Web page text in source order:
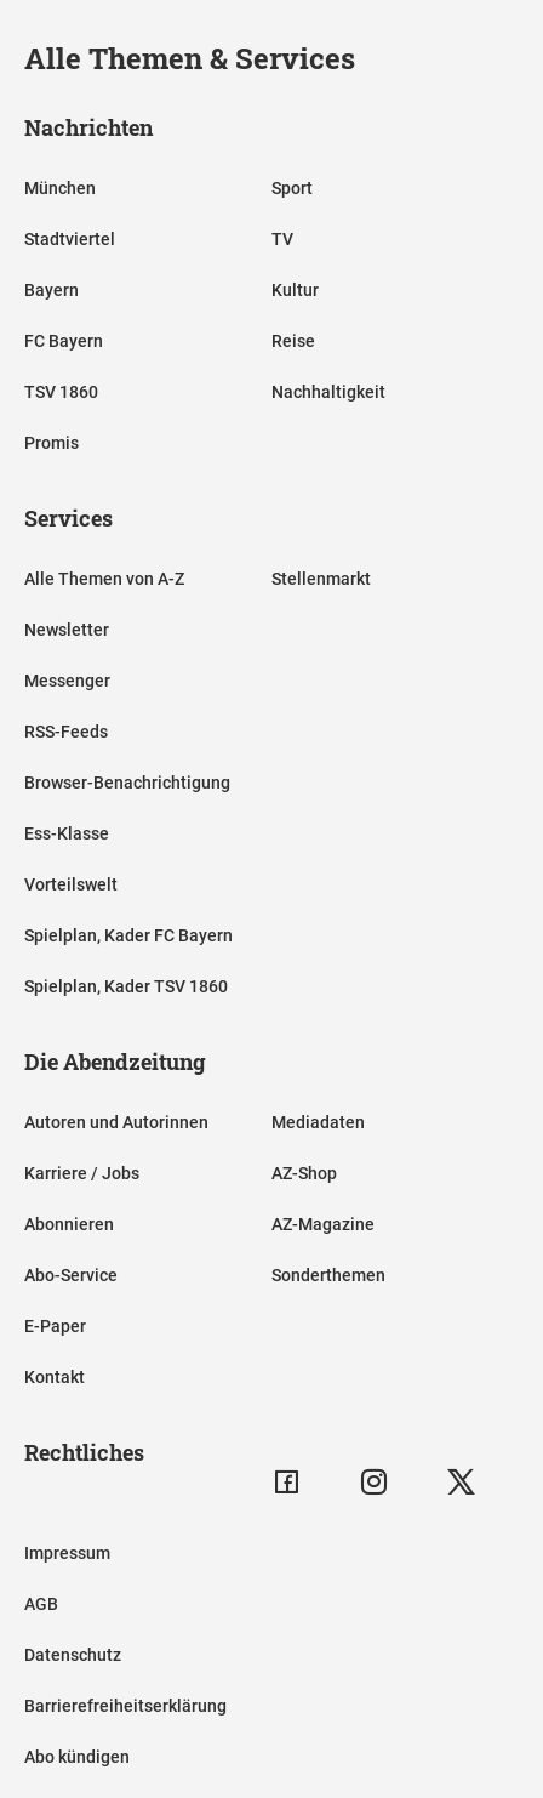
Alle Themen & Services
Nachrichten
München
Stadtviertel
Bayern
FC Bayern
TSV 1860
Promis
Sport
TV
Kultur
Reise
Nachhaltigkeit
Services
Alle Themen von A-Z
Newsletter
Messenger
RSS-Feeds
Browser-Benachrichtigung
Ess-Klasse
Vorteilswelt
Spielplan, Kader FC Bayern
Spielplan, Kader TSV 1860
Stellenmarkt
Die Abendzeitung
Autoren und Autorinnen
Karriere / Jobs
Abonnieren
Abo-Service
E-Paper
Kontakt
Mediadaten
AZ-Shop
AZ-Magazine
Sonderthemen
Rechtliches
Impressum
AGB
Datenschutz
Barrierefreiheitserklärung
Abo kündigen